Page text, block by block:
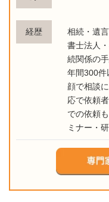
経歴
相続・遺
書士法人
続関係の
年間300件
顔で相談
応で依頼
での依頼
ミナー・